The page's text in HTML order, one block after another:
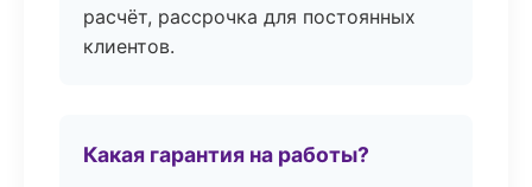
расчёт, рассрочка для постоянных
клиентов.
Какая гарантия на работы?